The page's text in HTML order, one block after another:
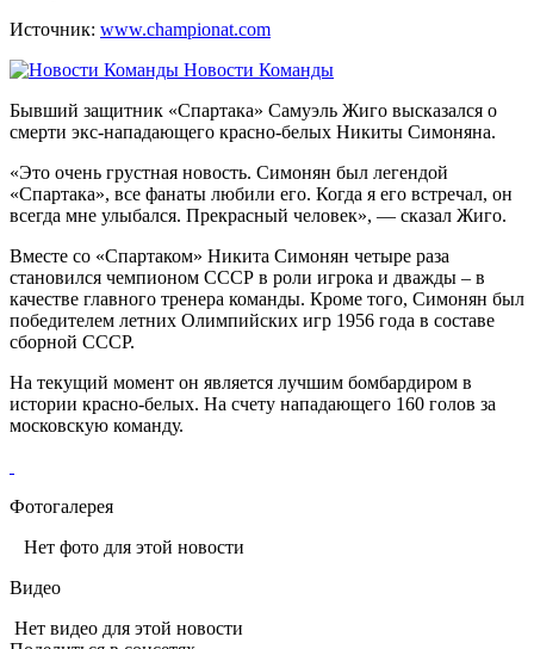
Источник: www.championat.com
Новости Команды
Бывший защитник «Спартака» Самуэль Жиго высказался о
смерти экс-нападающего красно-белых Никиты Симоняна.
«Это очень грустная новость. Симонян был легендой
«Спартака», все фанаты любили его. Когда я его встречал, он
всегда мне улыбался. Прекрасный человек», — сказал Жиго.
Вместе со «Спартаком» Никита Симонян четыре раза
становился чемпионом СССР в роли игрока и дважды – в
качестве главного тренера команды. Кроме того, Симонян был
победителем летних Олимпийских игр 1956 года в составе
сборной СССР.
На текущий момент он является лучшим бомбардиром в
истории красно-белых. На счету нападающего 160 голов за
московскую команду.
Фотогалерея
Нет фото для этой новости
Видео
Нет видео для этой новости